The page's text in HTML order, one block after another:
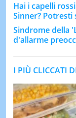
Hai i capelli
Sinner?
Sindrome della
d'allarme
I PIÙ CLICCATI